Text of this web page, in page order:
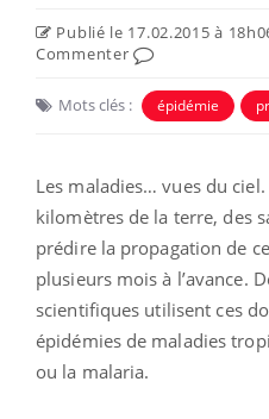
Publié le 17.02.2015 à
Commenter
Mots clés : épidémie
Les maladies… vues du
kilomètres de la terre, des
prédire la propagation de
plusieurs mois à l’avance.
scientifiques utilisent ces
épidémies de maladies
ou la malaria.